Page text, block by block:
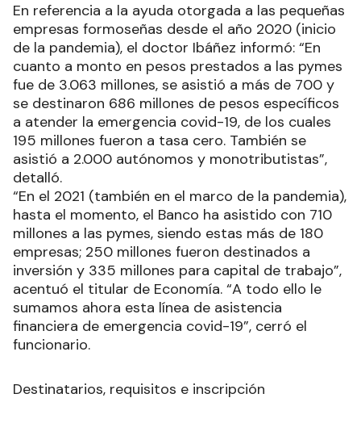
En referencia a la ayuda otorgada a las pequeñas
empresas formoseñas desde el año 2020 (inicio
de la pandemia), el doctor Ibáñez informó: “En
cuanto a monto en pesos prestados a las pymes
fue de 3.063 millones, se asistió a más de 700 y
se destinaron 686 millones de pesos específicos
a atender la emergencia covid-19, de los cuales
195 millones fueron a tasa cero. También se
asistió a 2.000 autónomos y monotributistas”,
detalló.
“En el 2021 (también en el marco de la pandemia),
hasta el momento, el Banco ha asistido con 710
millones a las pymes, siendo estas más de 180
empresas; 250 millones fueron destinados a
inversión y 335 millones para capital de trabajo”,
acentuó el titular de Economía. “A todo ello le
sumamos ahora esta línea de asistencia
financiera de emergencia covid-19”, cerró el
funcionario.
Destinatarios, requisitos e inscripción